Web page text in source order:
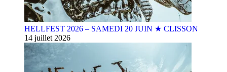
HELLFEST 2026 – SAMEDI 20 JUIN ★ CLISSON
14 juillet 2026